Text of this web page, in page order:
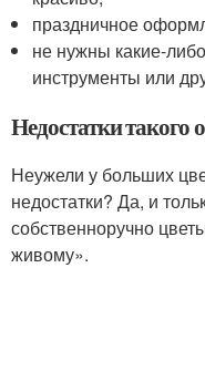
праздничное
не нужны какие-
инструменты или
Недостатки такого
Неужели у больших
недостатки? Да, и
собственноручно
живому».